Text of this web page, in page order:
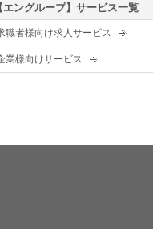
エングループ】サービス一覧
職者様向け求人サービス
業様向けサービス